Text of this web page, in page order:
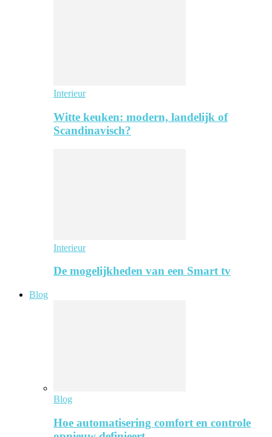
Interieur
Witte keuken: modern, landelijk of
Scandinavisch?
Interieur
De mogelijkheden van een Smart tv
Blog
Blog
Hoe automatisering comfort en controle